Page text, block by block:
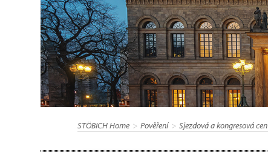
Zprávy
Kontakt
STÖBICH Home Pověření Sjezdová a kongresová